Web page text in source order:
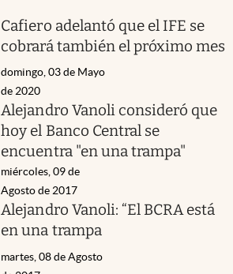
Cafiero adelantó que el IFE se
cobrará también el próximo mes
domingo, 03 de Mayo
de 2020
Alejandro Vanoli consideró que
hoy el Banco Central se
encuentra "en una trampa"
miércoles, 09 de
Agosto de 2017
Alejandro Vanoli: “El BCRA está
en una trampa
martes, 08 de Agosto